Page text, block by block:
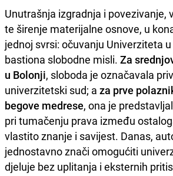
Unutrašnja izgradnja i povezivanje,
te širenje materijalne osnove, u
jednoj svrsi: očuvanju Univerziteta
bastiona slobodne misli. Za
u Bolonji, sloboda je označavala
univerzitetski sud; a za prve
begove medrese, ona je
pri tumačenju prava između
vlastito znanje i savijest. Danas,
jednostavno znači omogućiti
djeluje bez uplitanja i eksternih